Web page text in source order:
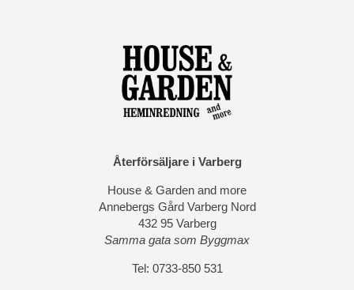
kan
väljas
på
produktsidan
Återförsäljare i Varberg
House & Garden and more
Annebergs Gård Varberg Nord
432 95 Varberg
Samma gata som Byggmax
Tel: 0733-850 531